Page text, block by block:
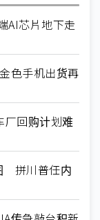
AI芯片地下走
色手机出货再
回购计划难
拼川普任内